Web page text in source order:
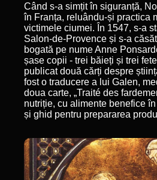
Când s-a simțit în siguranță,
în Franța, reluându-și practica
victimele ciumei. În 1547, s-a
Salon-de-Provence și s-a
bogată pe nume Anne
șase copii - trei băieți și trei
publicat două cărți despre
fost o traducere a lui Galen,
doua carte, „Traité des
nutriție, cu alimente benefice
și ghid pentru prepararea